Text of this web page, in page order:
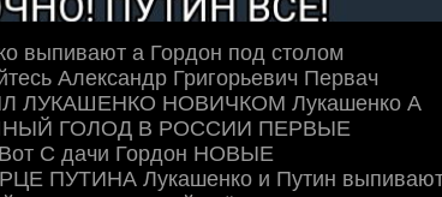
выпивают а Гордон под столом
Александр Григорьевич Первач
ЛУКАШЕНКО НОВИЧКОМ Лукашенко А
ГОЛОД В РОССИИ ПЕРВЫЕ
С дачи Гордон НОВЫЕ
ПУТИНА Лукашенко и Путин